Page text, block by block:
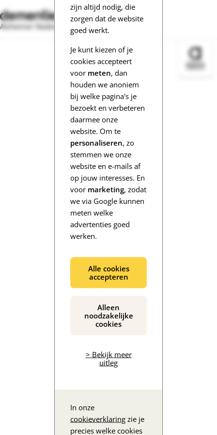
zijn altijd nodig, die
zorgen dat de website
goed werkt.
Je kunt kiezen of je
cookies accepteert
voor meten, dan
houden we anoniem
bij welke pagina's je
bezoekt en verbeteren
daarmee onze
website. Om te
personaliseren, zo
stemmen we onze
website en e-mails af
op jouw interesses. En
voor marketing, zodat
we via Google kunnen
meten welke
advertenties goed
werken.
Alle cookies
accepteren
Alleen
noodzakelijke
cookies
> Bekijk meer
uitleg
In onze
cookieverklaring zie je
precies welke cookies
Alzheimer Nederland
De inhoud wordt geladen...